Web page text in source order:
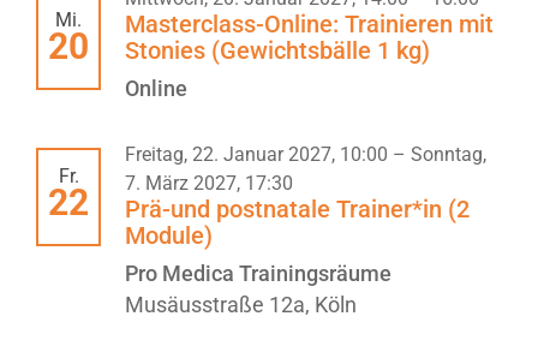
Mi.
20
Masterclass-Online: Trainieren mit
Stonies (Gewichtsbälle 1 kg)
Online
Fr.
22
Prä-und postnatale Trainer*in (2
Module)
Freitag, 22. Januar 2027, 10:00 – Sonntag,
7. März 2027, 17:30
Pro Medica Trainingsräume
Musäusstraße 12a, Köln